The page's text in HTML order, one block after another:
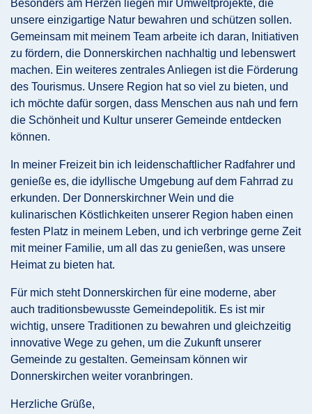
Besonders am Herzen liegen mir Umweltprojekte, die
unsere einzigartige Natur bewahren und schützen sollen.
Gemeinsam mit meinem Team arbeite ich daran, Initiativen
zu fördern, die Donnerskirchen nachhaltig und lebenswert
machen. Ein weiteres zentrales Anliegen ist die Förderung
des Tourismus. Unsere Region hat so viel zu bieten, und
ich möchte dafür sorgen, dass Menschen aus nah und fern
die Schönheit und Kultur unserer Gemeinde entdecken
können.
In meiner Freizeit bin ich leidenschaftlicher Radfahrer und
genieße es, die idyllische Umgebung auf dem Fahrrad zu
erkunden. Der Donnerskirchner Wein und die
kulinarischen Köstlichkeiten unserer Region haben einen
festen Platz in meinem Leben, und ich verbringe gerne Zeit
mit meiner Familie, um all das zu genießen, was unsere
Heimat zu bieten hat.
Für mich steht Donnerskirchen für eine moderne, aber
auch traditionsbewusste Gemeindepolitik. Es ist mir
wichtig, unsere Traditionen zu bewahren und gleichzeitig
innovative Wege zu gehen, um die Zukunft unserer
Gemeinde zu gestalten. Gemeinsam können wir
Donnerskirchen weiter voranbringen.
Herzliche Grüße,